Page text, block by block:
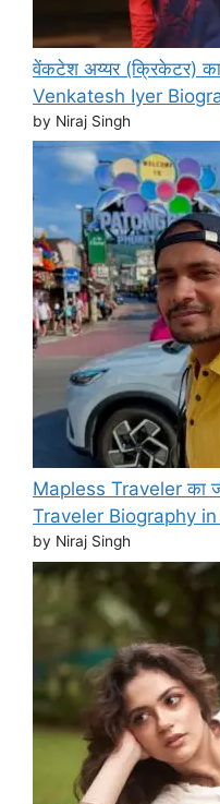
वेंकटेश अय्यर (क्रिकेटर) का
Venkatesh Iyer
by Niraj Singh
Mapless Traveler का
Traveler Biography
by Niraj Singh